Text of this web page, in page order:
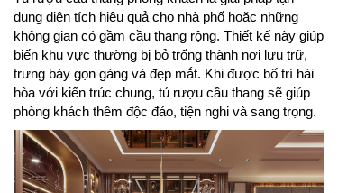
dụng diện tích hiệu quả cho nhà phố hoặc những
không gian có gầm cầu thang rộng. Thiết kế này giúp
biến khu vực thường bị bỏ trống thành nơi lưu trữ,
trưng bày gọn gàng và đẹp mắt. Khi được bố trí hài
hòa với kiến trúc chung, tủ rượu cầu thang sẽ giúp
phòng khách thêm độc đáo, tiện nghi và sang trọng.